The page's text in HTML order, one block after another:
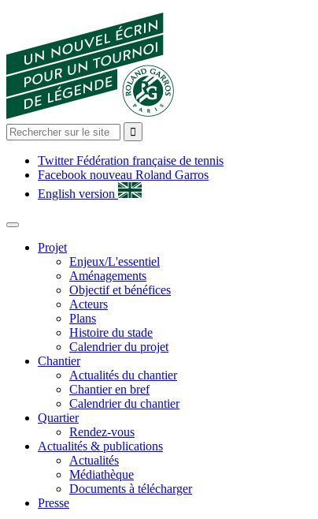
Formulaire de recherche 
Twitter Fédération française de tennis
Facebook nouveau Roland Garros
English version
Projet
Enjeux/L'essentiel
Aménagements
Objectif et bénéfices
Acteurs
Plans
Histoire du stade
Calendrier du projet
Chantier
Actualités du chantier
Chantier en bref
Calendrier du chantier
Quartier
Rendez-vous
Actualités & publications
Actualités
Médiathèque
Documents à télécharger
Presse